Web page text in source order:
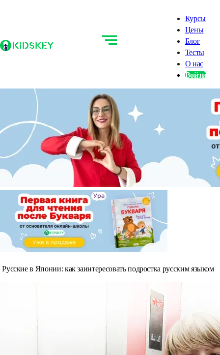
Курсы
Цены
Блог
Тесты
О нас
Войти
Русские в Японии: как заинтересовать подростка русским языком